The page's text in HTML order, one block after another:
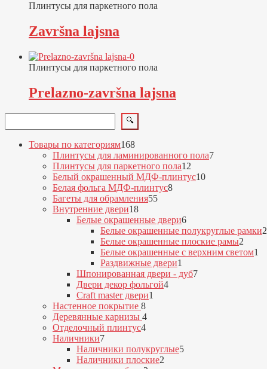
Плинтусы для паркетного пола
Završna lajsna
Плинтусы для паркетного пола
Prelazno-završna lajsna
🔍
Товары по категориям168168
товаров
Плинтусы для ламинированного пола77
Плинтусы для паркетного пола12
товаров
Белый окрашенный МДФ-плинтус1010
Белая фольга МДФ-плинтус88
Багеты для обрамления5555
Внутренние двери1818
товаров
Белые окрашенные двери66
товаров
Белые окрашенные полукруглые рамки2
Белые окрашенные плоские рамы2
товара
Белые окрашенные с верхним светом1
Раздвижные двери1
товар
Шпонированная двери - дуб77
Двери декор фольгой44
Craft master двери1
Настенное покрытие 88
товаров
Деревянные карнизы 44
Отделочный плинтус44
Наличники77
товаров
Наличники полукруглые55
Наличники плоские2